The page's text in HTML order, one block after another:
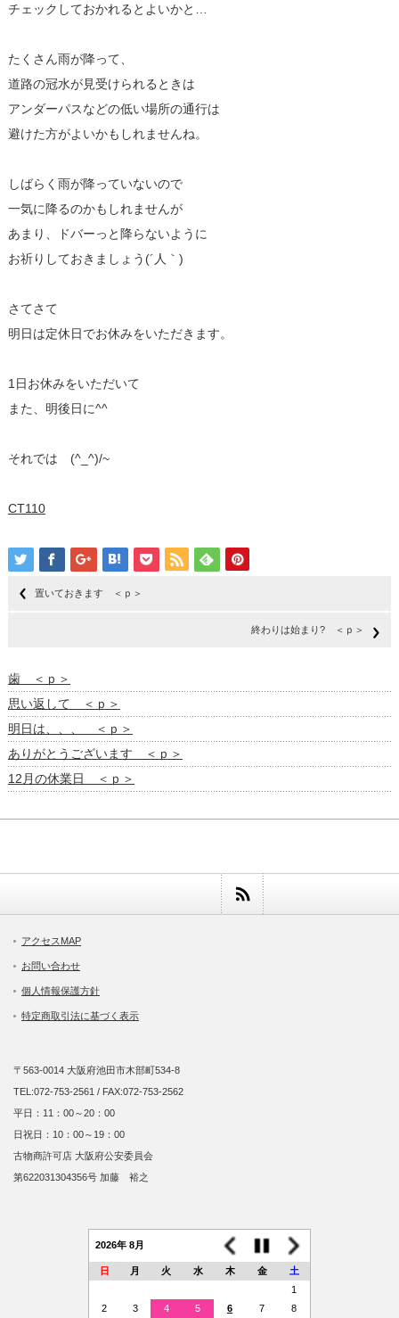
チェックしておかれるとよいかと…
たくさん雨が降って、
道路の冠水が見受けられるときは
アンダーパスなどの低い場所の通行は
避けた方がよいかもしれませんね。
しばらく雨が降っていないので
一気に降るのかもしれませんが
あまり、ドバーっと降らないように
お祈りしておきましょう(´人｀)
さてさて
明日は定休日でお休みをいただきます。
1日お休みをいただいて
また、明後日に^^
それでは (^_^)/~
CT110
置いておきます ＜ｐ＞
終わりは始まり? ＜ｐ＞
歯 ＜ｐ＞
思い返して ＜ｐ＞
明日は、、、 ＜ｐ＞
ありがとうございます ＜ｐ＞
12月の休業日 ＜ｐ＞
アクセスMAP
お問い合わせ
個人情報保護方針
特定商取引法に基づく表示
〒563-0014 大阪府池田市木部町534-8
TEL:072-753-2561 / FAX:072-753-2562
平日：11：00～20：00
日祝日：10：00～19：00
古物商許可店 大阪府公安委員会
第622031304356号 加藤 裕之
2026年 8月
日 月 火 水 木 金
土
1
2
3 4 5 6 7 8